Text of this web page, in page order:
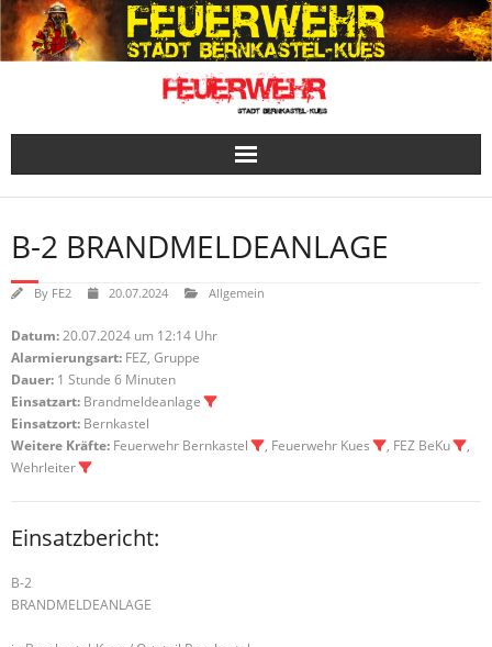
Skip
to
content
B-2 BRANDMELDEANLAGE
By FE2 20.07.2024 Allgemein
Datum:20.07.2024 um 12:14 Uhr
Alarmierungsart: FEZ, Gruppe
Dauer: 1 Stunde 6 Minuten
Einsatzart: Brandmeldeanlage
Einsatzort: Bernkastel
Weitere Kräfte: Feuerwehr Bernkastel , Feuerwehr Kues , FEZ BeKu
,
Wehrleiter
Einsatzbericht:
B-2
BRANDMELDEANLAGE